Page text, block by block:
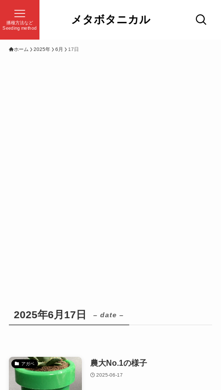
メタボタニカル
播種方法など
Seeding method
ホーム 2025年 6月 17日
2025年6月17日 – date –
アガベ 農大No.1の様子
2025-06-17